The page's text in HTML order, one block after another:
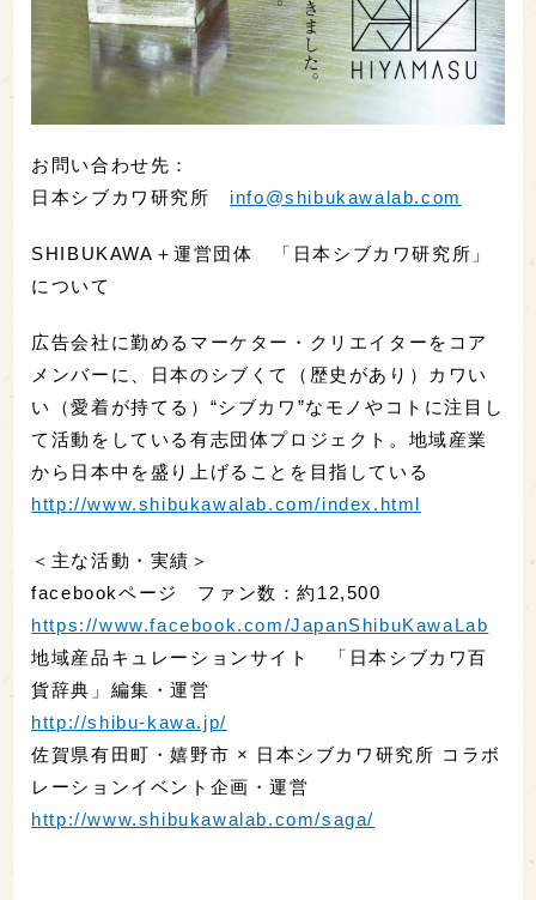
お問い合わせ先：
日本シブカワ研究所 info@shibukawalab.com
SHIBUKAWA＋運営団体 「日本シブカワ研究所」
について
広告会社に勤めるマーケター・クリエイターをコア
メンバーに、
日本のシブくて（歴史があり）カワい
い（愛着が持てる）“シブカワ”なモノやコトに注目し
て活動をしている有志団体プロジェクト。 地域産業
から日本中を盛り上げることを目指している
http://www.shibukawalab.com/index.html
＜主な活動・実績＞
facebookページ ファン数：約12,500
https://www.facebook.com/JapanShibuKawaLab
地域産品キュレーションサイト 「日本シブカワ百
貨辞典」編集・運営
http://shibu-kawa.jp/
佐賀県有田町・嬉野市 × 日本シブカワ研究所 コラボ
レーションイベント企画・運営
http://www.shibukawalab.com/saga/